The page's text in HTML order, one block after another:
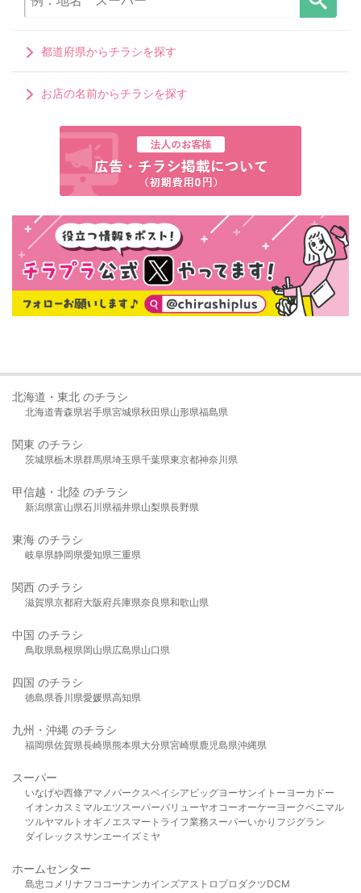
都道府県からチラシを探す
お店の名前からチラシを探す
北海道・東北 のチラシ
北海道青森県岩手県宮城県秋田県山形県福島県
関東 のチラシ
茨城県栃木県群馬県埼玉県千葉県東京都神奈川県
甲信越・北陸 のチラシ
新潟県富山県石川県福井県山梨県長野県
東海 のチラシ
岐阜県静岡県愛知県三重県
関西 のチラシ
滋賀県京都府大阪府兵庫県奈良県和歌山県
中国 のチラシ
鳥取県島根県岡山県広島県山口県
四国 のチラシ
徳島県香川県愛媛県高知県
九州・沖縄 のチラシ
福岡県佐賀県長崎県熊本県大分県宮崎県鹿児島県沖縄県
スーパー
いなげや西條アマノパークスベイシア ビッグヨーサンイトーヨーカドー
イオンカスミ マルエツスーパーバリューヤオコーオーケー ヨークベニマル
ツルヤマルト オギノ エスマート ライフ業務スーパーいかり フジグラン
ダイレックスサンエーイズミヤ
ホームセンター
島忠 コメリ ナフコ コーナンカインズアストロプロダクツDCM